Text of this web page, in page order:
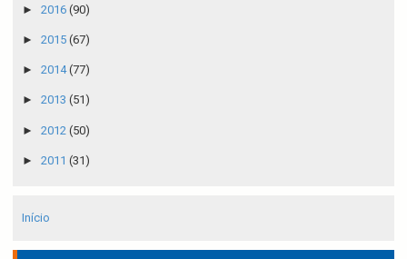
► 2016 (90)
► 2015 (67)
► 2014(77)
► 2013 (51)
► 2012 (50)
► 2011 (31)
Início